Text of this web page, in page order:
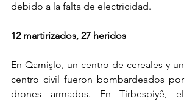
debido a la falta de electricidad.
12 martirizados, 27 heridos
En Qamişlo, un centro de cereales y un
centro civil fueron bombardeados por
drones armados. En Tirbespiyê, el